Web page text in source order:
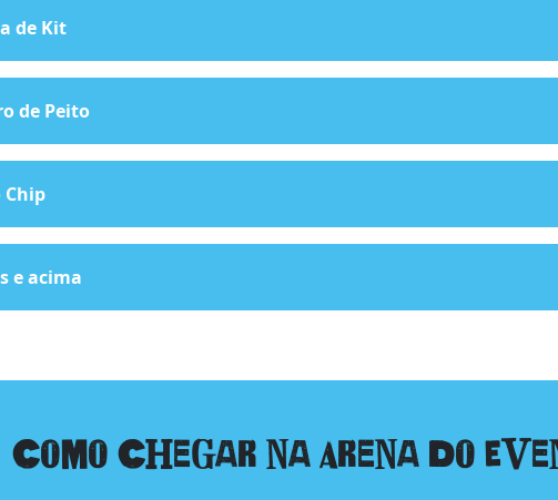
de Kit
de Peito
Chip
e acima
Como Chegar na Arena do